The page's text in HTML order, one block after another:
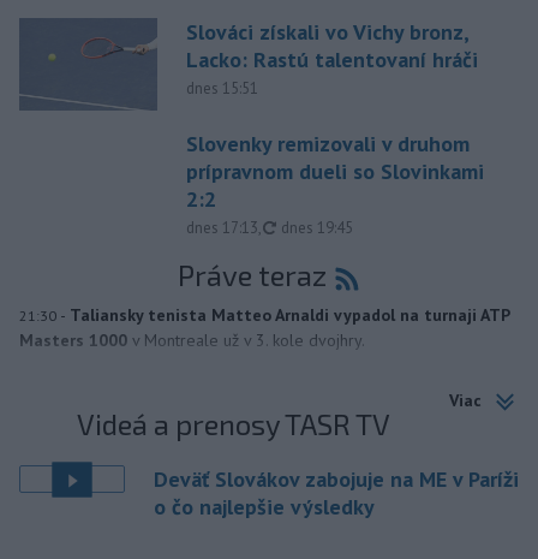
Slováci získali vo Vichy bronz,
Lacko: Rastú talentovaní hráči
dnes 15:51
Slovenky remizovali v druhom
prípravnom dueli so Slovinkami
2:2
dnes 17:13, aktualizované
dnes 19:45
Práve teraz
21:30 - Taliansky tenista Matteo Arnaldi vypadol na turnaji ATP
Masters 1000 v Montreale už v 3. kole dvojhry.
Viac
Videá a prenosy TASR TV
Deväť Slovákov zabojuje na ME v Paríži
o čo najlepšie výsledky